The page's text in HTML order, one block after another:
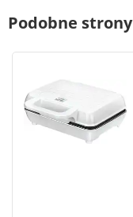
Podobne strony